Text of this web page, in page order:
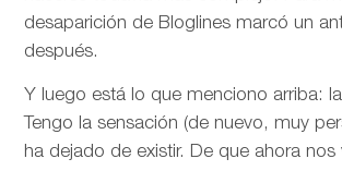
desaparición de Bloglines marcó un
después.
Y luego está lo que menciono arriba:
Tengo la sensación (de nuevo, muy
ha dejado de existir. De que ahora